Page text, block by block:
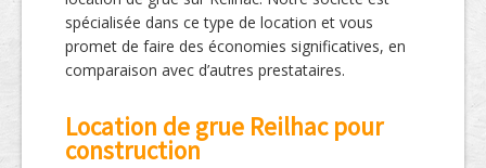
spécialisée dans ce type de location et vous
promet de faire des économies significatives, en
comparaison avec d’autres prestataires.
Location de grue Reilhac pour
construction